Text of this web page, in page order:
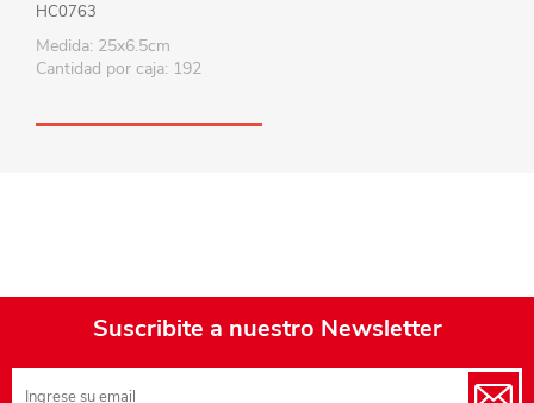
HC0763
Medida: 25x6.5cm
Cantidad por caja: 192
Suscribite a nuestro Newsletter